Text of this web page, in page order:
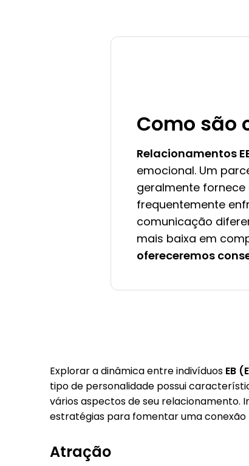
Como são
Relacionamentos
emocional. Um
geralmente
frequentemente
comunicação
mais baixa em
ofereceremos
Explorar a dinâmica entre indivíduos EB
tipo de personalidade possui
vários aspectos de seu relacionamento.
estratégias para fomentar uma conexão
Atração